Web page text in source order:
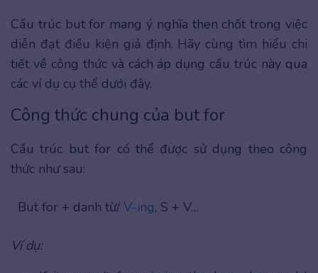
Cấu trúc but for mang ý nghĩa then chốt trong việc
diễn đạt điều kiện giả định. Hãy cùng tìm hiểu chi
tiết về công thức và cách áp dụng cấu trúc này qua
các ví dụ cụ thể dưới đây.
Công thức chung của but for
Cấu trúc but for có thể được sử dụng theo công
thức như sau:
But for + danh từ/ V-ing, S + V…
Ví dụ: